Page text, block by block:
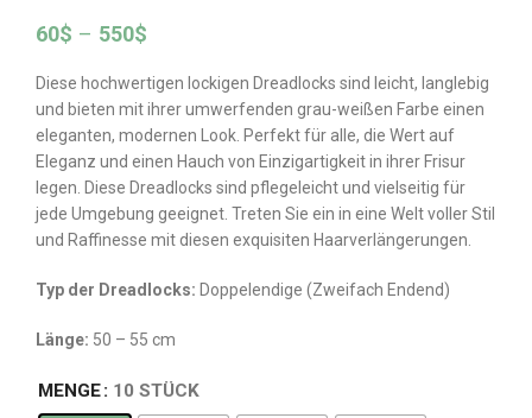
60$ – 550$
Diese hochwertigen lockigen Dreadlocks sind leicht, langlebig
und bieten mit ihrer umwerfenden grau-weißen Farbe einen
eleganten, modernen Look. Perfekt für alle, die Wert auf
Eleganz und einen Hauch von Einzigartigkeit in ihrer Frisur
legen. Diese Dreadlocks sind pflegeleicht und vielseitig für
jede Umgebung geeignet. Treten Sie ein in eine Welt voller Stil
und Raffinesse mit diesen exquisiten Haarverlängerungen.
Typ der Dreadlocks: Doppelendige (Zweifach Endend)
Länge: 50 – 55 cm
MENGE 10 STÜCK